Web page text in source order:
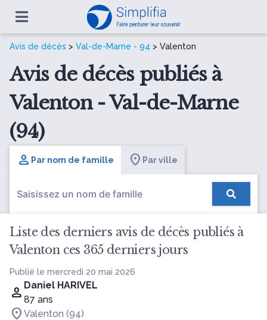
Avis de décès > Val-de-Marne - 94 > Valenton
Avis de décès publiés à
Valenton - Val-de-Marne
(94)
Par nom de famille Par ville
Liste des derniers avis de décès publiés à
Valenton ces 365 derniers jours
Publié le mercredi 20 mai 2026
Daniel HARIVEL
87 ans
Valenton (94)